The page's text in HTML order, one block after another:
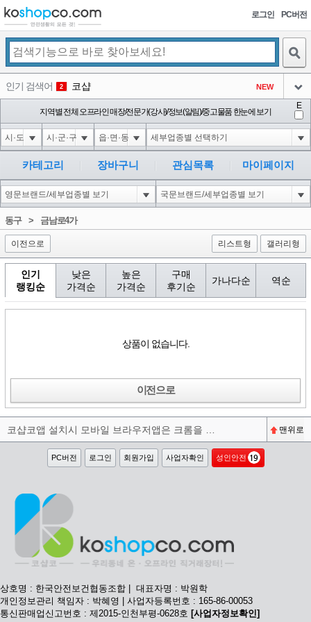
로그인 PC버전
인기 검색어 2 코샵 NEW
3 익스
아이콘
4 1'||DBMS_PIPE.RECEIVE_MESSAGE(CHR(98)||CHR(98)||CHR(98),15)||'
아이콘
5 1*DBMS_PIPE.RECEIVE_MESSAGE(CHR(99)||CHR(99)||CHR(99),15)
아이콘
1
6 1*if(now()=sysdate(),sleep(15),0)
아이콘
1
1
지역별 전체 오프라인 매장/전문가(강사)/정보(알림)/중고물품 한눈에 보기
E
카테고리 장바구니 관심목록 마이페이지
동구> 금남로4가
이전으로 리스트형 갤러리형
인기
랭킹순
낮은
가격순
높은
가격순
구매
후기순
가나다순 역순
상품이 없습니다.
이전으로
맨위로
PC버전 로그인 회원가입 사업자확인 성인안전
상호명 : 한국안전보건협동조합 | 대표자명 : 박원학
개인정보관리 책임자 : 박혜영 | 사업자등록번호 : 165-86-00053
통신판매업신고번호 : 제2015-인천부평-0628호 [사업자정보확인]